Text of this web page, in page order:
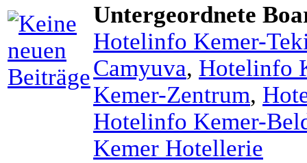
Untergeordnete
Hotelinfo Kemer-
Camyuva, Hotelinfo
Kemer-Zentrum,
Hotelinfo Kemer-
Kemer Hotellerie